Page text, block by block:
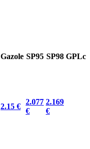
Gazole SP95 SP98 GPLc
2.15 €
2.077
€
2.169
€